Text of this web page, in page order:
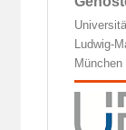
Ludwig-
München